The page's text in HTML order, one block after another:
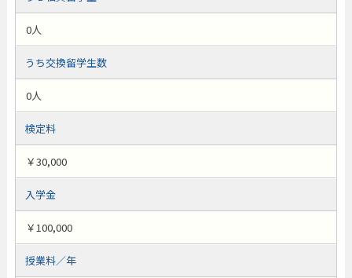
0人
うち交換留学生数
0人
検定料
￥30,000
入学金
￥100,000
授業料／年